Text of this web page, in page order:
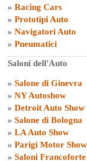
» Racing Cars
» Prototipi Auto
» Navigatori Auto
» Pneumatici
Saloni dell'Auto
» Salone di Ginevra
» NY Autoshow
» Detroit Auto Show
» Salone di Bologna
» LA Auto Show
» Parigi Motor Show
» Saloni Francoforte